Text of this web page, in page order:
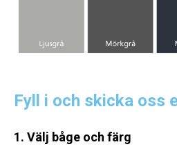
Fyll i och skicka oss
1. Välj båge och färg